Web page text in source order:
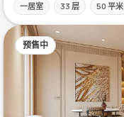
一居室 33 层 50 平米
预售中